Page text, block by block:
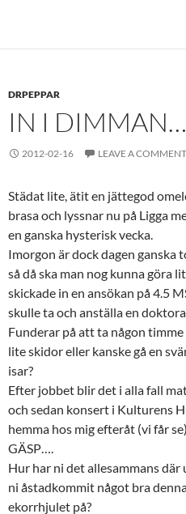
DRPEPPAR
IN I DIMMAN…
2012-02-16 LEAVE A COMMENT
Städat lite, ätit en jättegod
brasa och lyssnar nu på Ligga
en ganska hysterisk vecka.
Imorgon är dock dagen ganska
så då ska man nog kunna göra
skickade in en ansökan på 4.5
skulle ta och anställa en
Funderar på att ta någon
lite skidor eller kanske gå en
isar?
Efter jobbet blir det i alla fall
och sedan konsert i Kulturens
hemma hos mig efteråt (vi får
GÄSP….
Hur har ni det allesammans där
ni åstadkommit något bra
ekorrhjulet på?